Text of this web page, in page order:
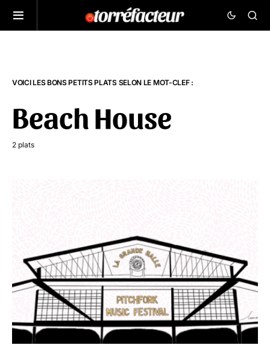
VOICI LES BONS PETITS PLATS SELON LE MOT-CLEF :
Beach House
2 plats